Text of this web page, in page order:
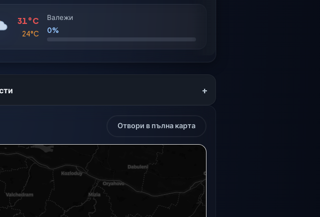
31°C
24°C
Валежи
0%
+
Отвори в пълна карта